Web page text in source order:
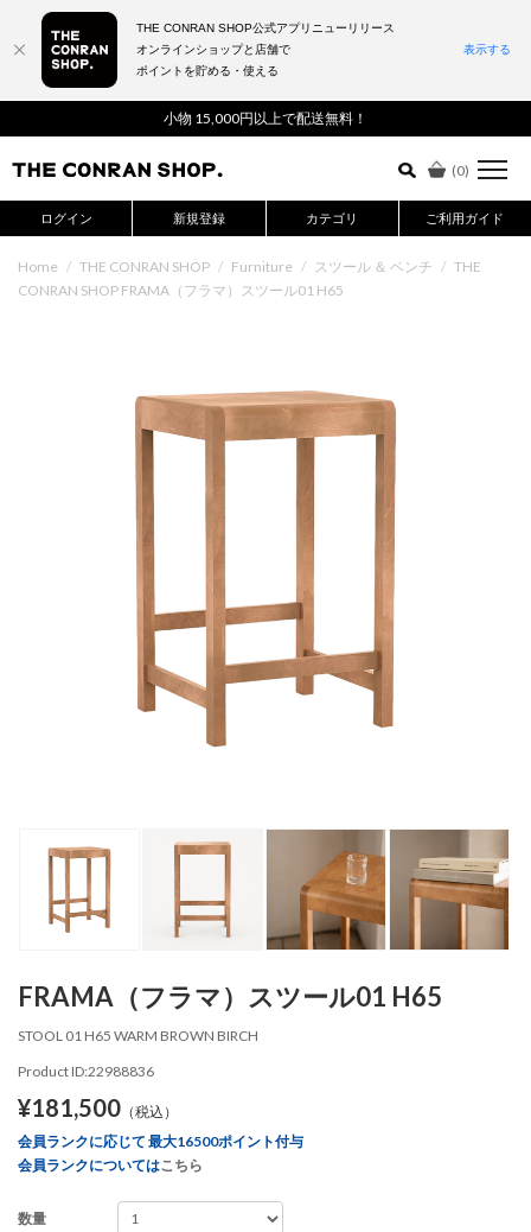
小物 15,000円以上で配送無料！
(0)
ログイン 新規登録 カテゴリ ご利用ガイド
詳細検索はこちら
Home / THE CONRAN SHOP / Furniture / スツール ＆ ベンチ / THE
CONRAN SHOP FRAMA（フラマ）スツール01 H65
FRAMA（フラマ）スツール01 H65
STOOL 01 H65 WARM BROWN BIRCH
Product ID:22988836
¥181,500 （税込）
会員ランクに応じて 最大16500ポイント付与
会員ランクについてはこちら
数量
THE CONRAN SHOP公式アプリニューリリース
オンラインショップと店舗で
ポイントを貯める・使える
表示する